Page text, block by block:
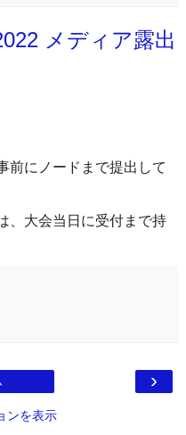
メディア露出
前にノードまで提出して
、大会当日に受付まで持
›
ンを表示